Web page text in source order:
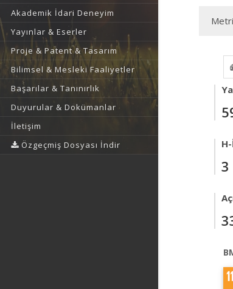
Akademik İdari Deneyim
Yayınlar & Eserler
Proje & Patent & Tasarım
Bilimsel & Mesleki Faaliyetler
Başarılar & Tanınırlık
Duyurular & Dokümanlar
İletişim
Özgeçmiş Dosyası İndir
3